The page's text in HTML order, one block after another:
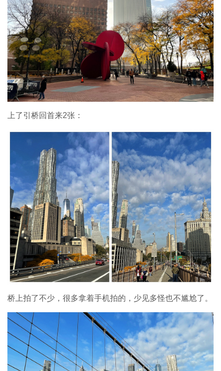
上了引桥回首来2张：
桥上拍了不少，很多拿着手机拍的，少见多怪也不尴尬了。